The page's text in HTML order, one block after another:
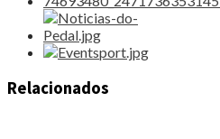
Relacionados